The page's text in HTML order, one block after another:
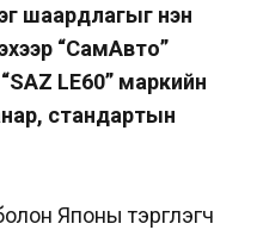
шаардлагыг нэн
“СамАвто”
LE60” маркийн
стандартын
Японы тэргүүлэгч